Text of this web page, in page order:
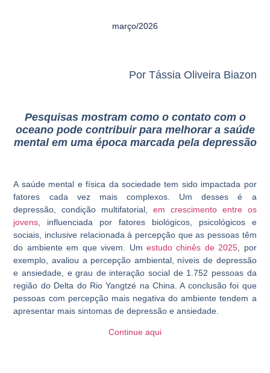
março/2026
Por Tássia Oliveira Biazon
Pesquisas mostram como o contato com o
oceano pode contribuir para melhorar a saúde
mental em uma época marcada pela depressão
A saúde mental e física da sociedade tem sido impactada por
fatores cada vez mais complexos. Um desses é a
depressão, condição multifatorial, em crescimento entre os
jovens , influenciada por fatores biológicos, psicológicos e
sociais, inclusive relacionada à percepção que as pessoas têm
do ambiente em que vivem. Um estudo chinês de 2025 , por
exemplo, avaliou a percepção ambiental, níveis de depressão
e ansiedade, e grau de interação social de 1.752 pessoas da
região do Delta do Rio Yangtzé na China. A conclusão foi que
pessoas com percepção mais negativa do ambiente tendem a
apresentar mais sintomas de depressão e ansiedade.
Continue aqui